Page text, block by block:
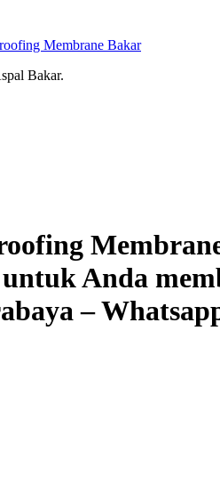
Membrane Bakar
Bakar.
Anda
–